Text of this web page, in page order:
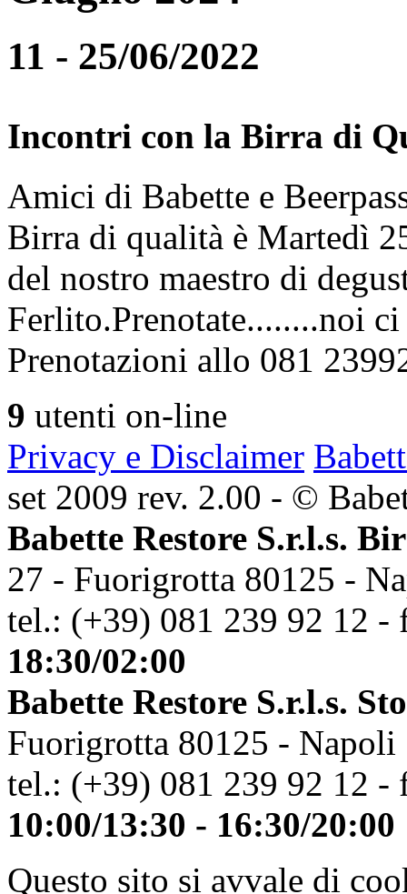
11 - 25/06/2022
Incontri con la Birra di
Amici di Babette e
Birra di qualità è Martedì
del nostro maestro di
Ferlito.Prenotate........noi
Prenotazioni allo 081
9 utenti on-line
Privacy e Disclaimer
set 2009 rev. 2.00 - ©
Babette Restore S.r.l.s.
27 - Fuorigrotta 80125 -
tel.: (+39) 081 239 92 12 -
18:30/02:00
Babette Restore S.r.l.s.
Fuorigrotta 80125 - Napoli
tel.: (+39) 081 239 92 12 -
10:00/13:30 - 16:30/20:00
Questo sito si avvale di